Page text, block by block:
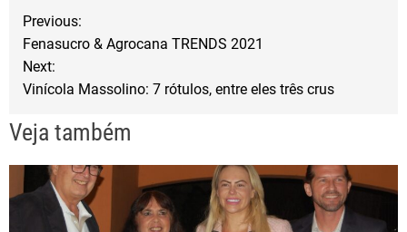
o
k
N
e
g
Previous:
Fenasucro & Agrocana TRENDS 2021
Next:
Vinícola Massolino: 7 rótulos, entre eles três crus
Veja também